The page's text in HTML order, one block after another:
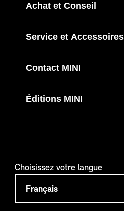
Achat et Conseil
Service et Accessoires
Contact MINI
Éditions MINI
Choisissez votre langue